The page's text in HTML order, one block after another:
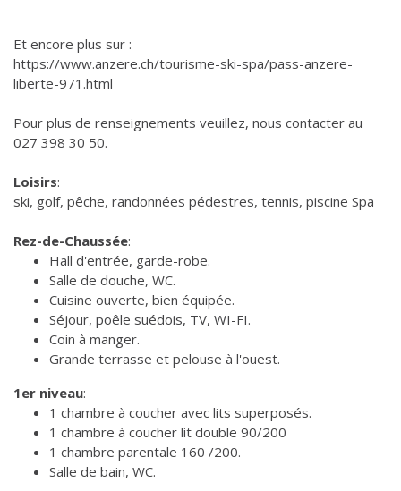
Et encore plus sur :
https://www.anzere.ch/tourisme-ski-spa/pass-anzere-
liberte-971.html
Pour plus de renseignements veuillez, nous contacter au
027 398 30 50.
Loisirs:
ski, golf, pêche, randonnées pédestres, tennis, piscine Spa
Rez-de-Chaussée:
Hall d'entrée, garde-robe.
Salle de douche, WC.
Cuisine ouverte, bien équipée.
Séjour, poêle suédois, TV, WI-FI.
Coin à manger.
Grande terrasse et pelouse à l'ouest.
1er niveau:
1 chambre à coucher avec lits superposés.
1 chambre à coucher lit double 90/200
1 chambre parentale 160 /200.
Salle de bain, WC.